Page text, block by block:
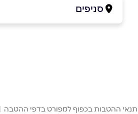
בפייסבוק
טלפון*
סניפים
תנאי ההטבות בכפוף למפורט בדפי ההטבה